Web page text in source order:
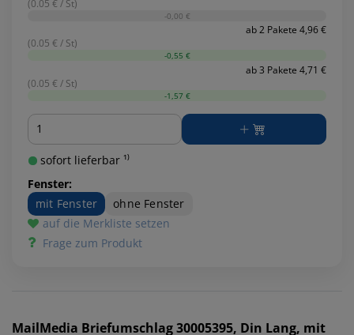
(0.05 € / St)
-0,00 €
ab 2 Pakete 4,96 €
(0.05 € / St)
-0,55 €
ab 3 Pakete 4,71 €
(0.05 € / St)
-1,57 €
Menge
sofort lieferbar ¹⁾
Fenster:
mit Fenster
ohne Fenster
auf die Merkliste setzen
Frage zum Produkt
MailMedia Briefumschlag 30005395, Din Lang, mit